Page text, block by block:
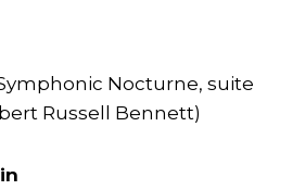
Nocturne, suite
Russell Bennett)